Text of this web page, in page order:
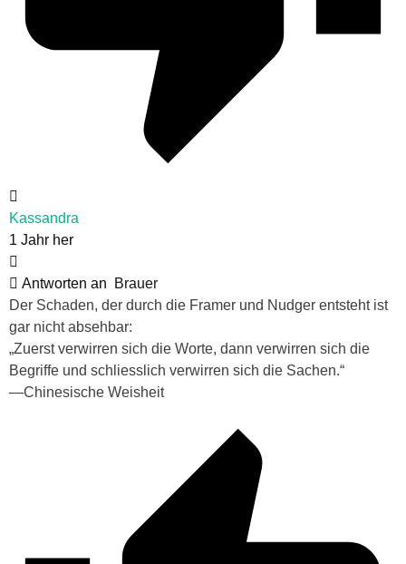
Kassandra
1 Jahr her
Antworten an
Brauer
Der Schaden, der durch die Framer und Nudger entsteht ist
gar nicht absehbar:
„Zuerst verwirren sich die Worte, dann verwirren sich die
Begriffe und schliesslich verwirren sich die Sachen.“
―Chinesische Weisheit